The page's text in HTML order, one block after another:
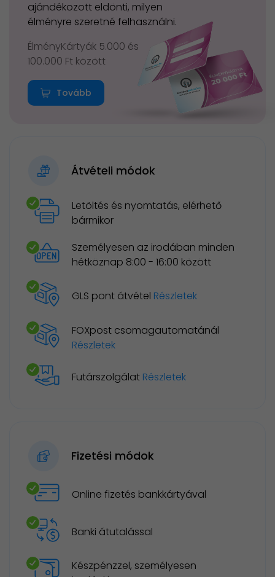
ajándékozott eldönti, milyen
élményre szeretné felhasználni.
ÉlményKártyák 5.000 és
100.000 Ft között
Tovább
Átvételi módok
Letöltés és nyomtatás, elérhető
bármikor
Személyesen az irodában minden
hétköznap 8:00 - 16:00 között
GLS pont átvétel Részletek
FOXpost csomagautomatánál
Részletek
Futárszolgálat Részletek
Fizetési módok
Online fizetés bankkártyával
Banki átutalással
Készpénzzel, személyesen